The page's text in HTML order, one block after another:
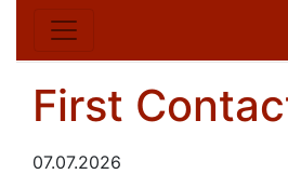
First
07.07.2026